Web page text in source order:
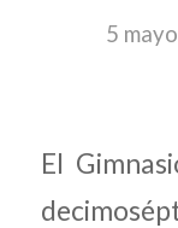
5
El